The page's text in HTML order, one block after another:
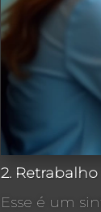
2.
Esse é um